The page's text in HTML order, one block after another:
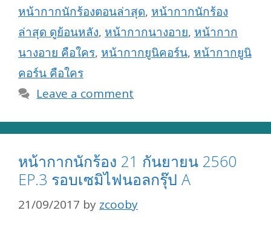
หน้ากากนักร้องตอนล่าสุด, หน้ากากนักร้อง
ล่าสุด ดูย้อนหลัง, หน้ากากนางอาย, หน้ากาก
นางอาย คือใคร, หน้ากากยูนิคอร์น, หน้ากากยูนิ
คอร์น คือใคร
Leave a comment
หน้ากากนักร้อง 21 กันยายน 2560
EP.3 รอบเซมิไฟนอลกรุ๊ป A
21/09/2017 by zcooby